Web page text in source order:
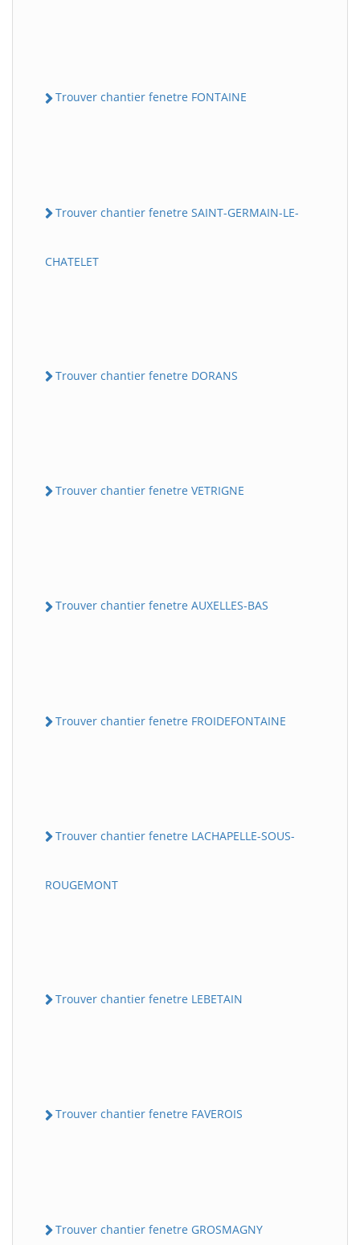
Trouver chantier fenetre FONTAINE
Trouver chantier fenetre SAINT-GERMAIN-LE-
CHATELET
Trouver chantier fenetre DORANS
Trouver chantier fenetre VETRIGNE
Trouver chantier fenetre AUXELLES-BAS
Trouver chantier fenetre FROIDEFONTAINE
Trouver chantier fenetre LACHAPELLE-SOUS-
ROUGEMONT
Trouver chantier fenetre LEBETAIN
Trouver chantier fenetre FAVEROIS
Trouver chantier fenetre GROSMAGNY